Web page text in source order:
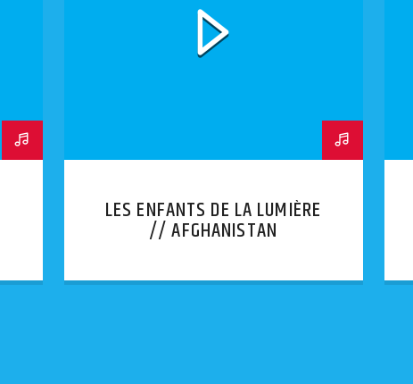
LES ENFANTS DE LA LUMIÈRE
// AFGHANISTAN